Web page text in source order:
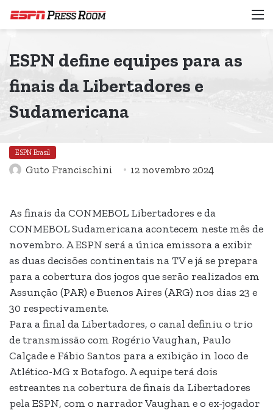
ESPN define equipes para as
finais da Libertadores e
Sudamericana
ESPN Brasil
Guto Francischini 12 novembro 2024
As finais da CONMEBOL Libertadores e da
CONMEBOL Sudamericana acontecem neste mês de
novembro. A ESPN será a única emissora a exibir
as duas decisões continentais na TV e já se prepara
para a cobertura dos jogos que serão realizados em
Assunção (PAR) e Buenos Aires (ARG) nos dias 23 e
30 respectivamente.
Para a final da Libertadores, o canal definiu o trio
de transmissão com Rogério Vaughan, Paulo
Calçade e Fábio Santos para a exibição in loco de
Atlético-MG x Botafogo. A equipe terá dois
estreantes na cobertura de finais da Libertadores
pela ESPN, com o narrador Vaughan e o ex-jogador